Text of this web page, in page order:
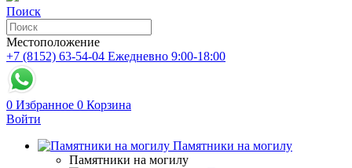
Поиск
Местоположение
+7 (8152) 63-54-04 Ежедневно 9:00-18:00
0 Избранное 0 Корзина
Войти
Памятники на могилу
Памятники на могилу